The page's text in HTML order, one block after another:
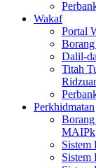
Wakaf
Portal
Dalil-
Titah
Perkhidmatan
Borang
MAIPk
Sistem
Sistem